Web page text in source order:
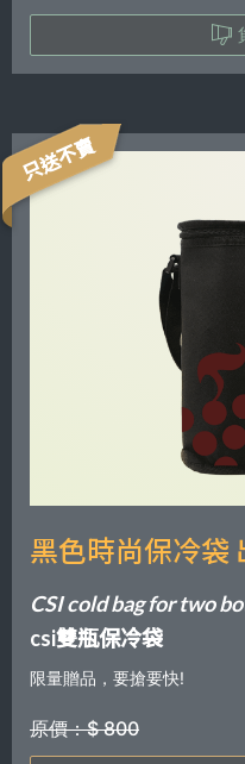
只送不賣
黑色時尚保冷袋
CSI cold bag for two
csi雙瓶保冷袋
限量贈品，要搶要快!
原價：$ 800